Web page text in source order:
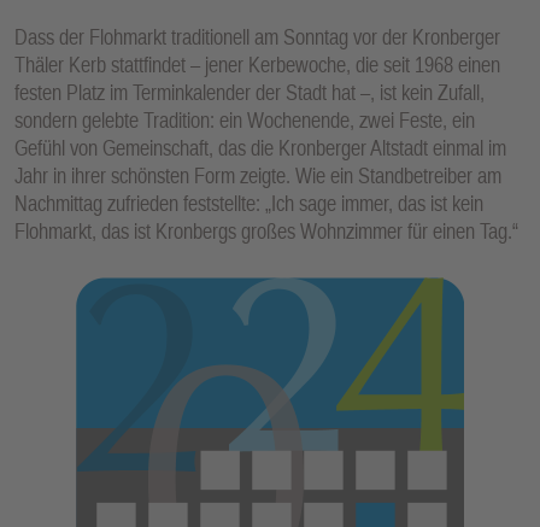
Dass der Flohmarkt traditionell am Sonntag vor der Kronberger
Thäler Kerb stattfindet – jener Kerbewoche, die seit 1968 einen
festen Platz im Terminkalender der Stadt hat –, ist kein Zufall,
sondern gelebte Tradition: ein Wochenende, zwei Feste, ein
Gefühl von Gemeinschaft, das die Kronberger Altstadt einmal im
Jahr in ihrer schönsten Form zeigte. Wie ein Standbetreiber am
Nachmittag zufrieden feststellte: „Ich sage immer, das ist kein
Flohmarkt, das ist Kronbergs großes Wohnzimmer für einen Tag.“